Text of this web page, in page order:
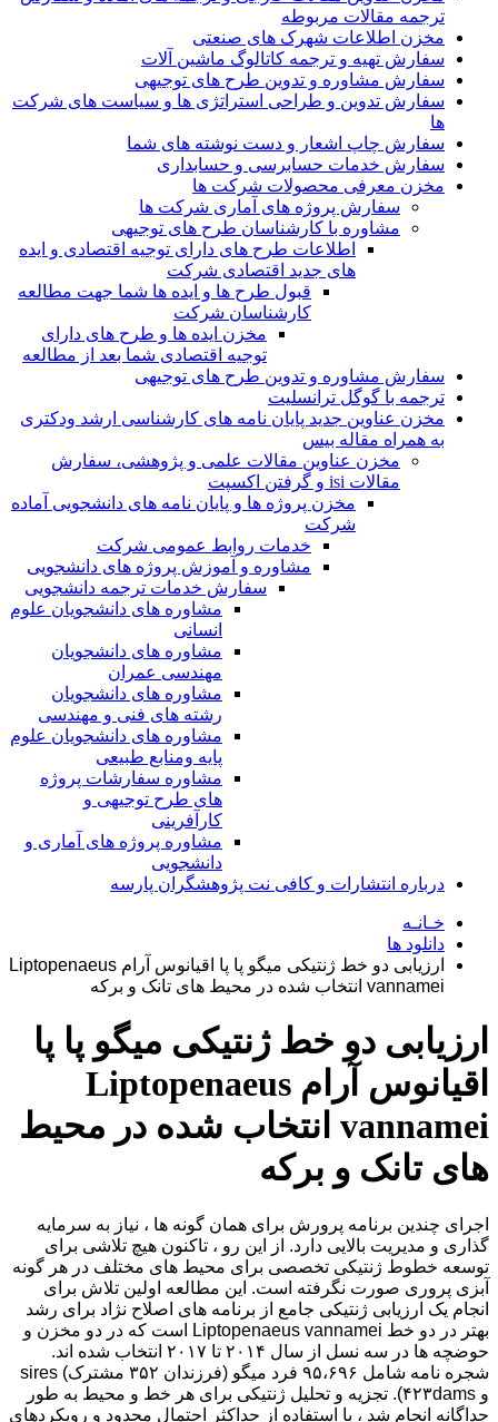
ترجمه مقالات مربوطه
مخزن اطلاعات شهرک های صنعتی
سفارش تهیه و ترجمه کاتالوگ ماشین آلات
سفارش مشاوره و تدوین طرح های توجیهی
سفارش تدوین و طراحی استراتژی ها و سیاست های شرکت
ها
سفارش چاپ اشعار و دست نوشته های شما
سفارش خدمات حسابرسی و حسابداری
مخزن معرفی محصولات شرکت ها
سفارش پروژه های آماری شرکت ها
مشاوره با کارشناسان طرح های توجیهی
اطلاعات طرح های دارای توجیه اقتصادی و ایده
های جدید اقتصادی شرکت
قبول طرح ها و ایده ها شما جهت مطالعه
کارشناسان شرکت
مخزن ایده ها و طرح های دارای
توجیه اقتصادی شما بعد از مطالعه
سفارش مشاوره و تدوین طرح های توجیهی
ترجمه با گوگل ترانسلیت
مخزن عناوین جدید پایان نامه های کارشناسی ارشد ودکتری
به همراه مقاله بیس
مخزن عناوین مقالات علمی و پژوهشی، سفارش
مقالات isi و گرفتن اکسپت
مخزن پروژه ها و پایان نامه های دانشجویی آماده
شرکت
خدمات روابط عمومی شرکت
مشاوره و آموزش پروژه های دانشجویی
سفارش خدمات ترجمه دانشجویی
مشاوره های دانشجویان علوم
انسانی
مشاوره های دانشجویان
مهندسی عمران
مشاوره های دانشجویان
رشته های فنی و مهندسی
مشاوره های دانشجویان علوم
پایه ومنابع طبیعی
مشاوره سفارشات پروژه
های طرح توجیهی و
کارآفرینی
مشاوره پروژه های آماری و
دانشجویی
درباره انتشارات و کافی نت پژوهشگران پارسه
خـانـه
دانلود ها
ارزیابی دو خط ژنتیکی میگو پا پا اقیانوس آرام Liptopenaeus
vannamei انتخاب شده در محیط های تانک و برکه
ارزیابی دو خط ژنتیکی میگو پا پا
اقیانوس آرام Liptopenaeus
vannamei انتخاب شده در محیط
های تانک و برکه
اجرای چندین برنامه پرورش برای همان گونه ها ، نیاز به سرمایه
گذاری و مدیریت بالایی دارد. از این رو ، تاکنون هیچ تلاشی برای
توسعه خطوط ژنتیکی تخصصی برای محیط های مختلف در هر گونه
آبزی پروری صورت نگرفته است. این مطالعه اولین تلاش برای
انجام یک ارزیابی ژنتیکی جامع از برنامه های اصلاح نژاد برای رشد
بهتر در دو خط Liptopenaeus vannamei است که در دو مخزن و
حوضچه ها در سه نسل از سال ۲۰۱۴ تا ۲۰۱۷ انتخاب شده اند.
شجره نامه شامل ۹۵،۶۹۶ فرد میگو (فرزندان ۳۵۲ مشترک) sires
و ۴۲۳dams). تجزیه و تحلیل ژنتیکی برای هر خط و محیط به طور
جداگانه انجام شد ، با استفاده از حداکثر احتمال محدود و رویکردهای